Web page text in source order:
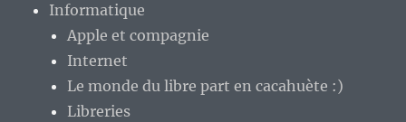
Informatique
Apple et compagnie
Internet
Le monde du libre part en cacahuète :)
Libreries